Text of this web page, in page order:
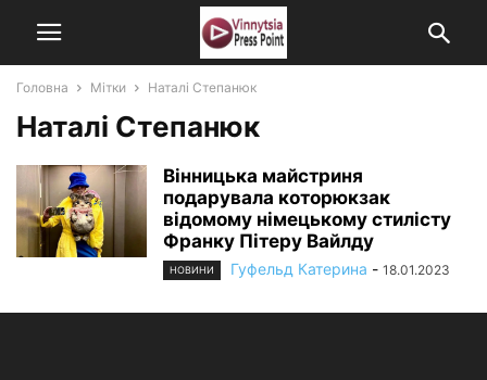
Головна Мітки Наталі Степанюк
Наталі Степанюк
Вінницька майстриня
подарувала которюкзак
відомому німецькому стилісту
Франку Пітеру Вайлду
НОВИНИ Гуфельд Катерина - 18.01.2023